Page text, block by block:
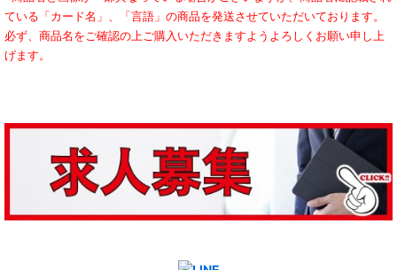
ている「カード名」、「言語」の商品を発送させていただいております。
必ず、商品名をご確認の上ご購入いただきますようよろしくお願い申し上
げます。